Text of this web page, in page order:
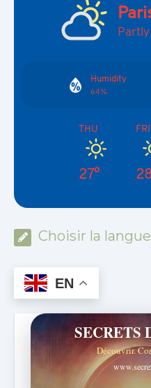
Humidity
64%
THU
27°
FRI
Choisir la langue
EN
SECRETS
Découvrir.